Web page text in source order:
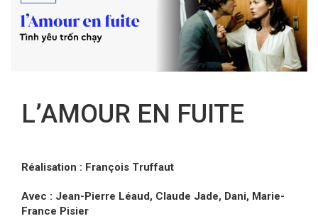
FR
VI
FR
L’AMOUR EN FUITE
Réalisation : François Truffaut
Avec : Jean-Pierre Léaud, Claude Jade, Dani, Marie-
France Pisier